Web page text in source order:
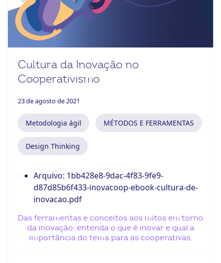
Cultura da Inovação no
Cooperativismo
23 de agosto de 2021
Metodologia ágil MÉTODOS E FERRAMENTAS
Design Thinking
Arquivo: 1bb428e8-9dac-4f83-9fe9-
d87d85b6f433-inovacoop-ebook-cultura-de-
inovacao.pdf
Das ferramentas e conceitos aos mitos em torno
da inovação: entenda o que é inovar e qual a
importância do tema para as cooperativas.